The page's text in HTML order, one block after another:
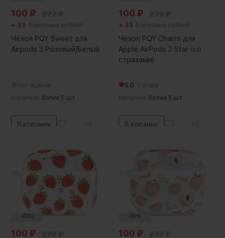
100 ₽
+ 33 Бонусных рублей
Чехол PQY Sweet для
Airpods 3 Розовый/Белый
Нет оценок
Наличие: более 5 шт.
В корзину
100 ₽
+ 33 Бонусных рублей
Чехол PQY Charm для
Apple AirPods 3 Star (со
стразами)
5.0
1 отзыв
Наличие: более 5 шт.
В корзину
-63%
100 ₽
-63%
100 ₽